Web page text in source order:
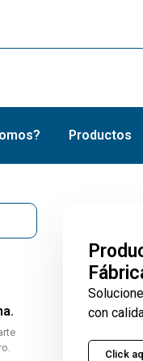
Productos
con
Click